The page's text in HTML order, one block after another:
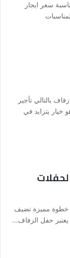
سعر ايجار
بالتالي تأجير
ليموزين لحفلات الزفاف 01102106655 هو خيار يتزايد في
خطوة مميزة تضيف
يعتبر حفل الزفاف…